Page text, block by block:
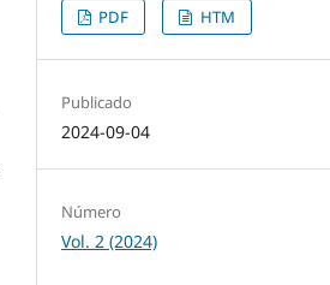
PDF HTM
Publicado
2024-09-04
Número
Vol. 2 (2024)